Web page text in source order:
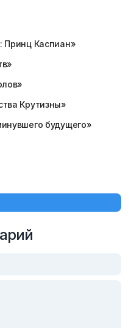
Принц Каспиан»
Крутизны»
будущего»